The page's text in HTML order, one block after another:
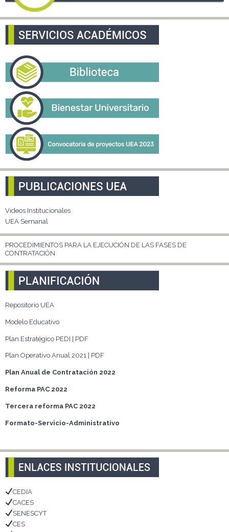
Videos Institucionales
UEA Semanal
PROCEDIMIENTOS PARA LA EJECUCIÓN DE LAS FASES DE
CONTRATACIÓN
Repositorio UEA
Modelo Educativo
Plan Estratégico PEDI | PDF
Plan Operativo Anual 2021 | PDF
Plan Anual de Contratación 2022
Reforma PAC 2022
Tercera reforma PAC 2022
Formato-Servicio-Administrativo
CEDIA
CACES
SENESCYT
CES